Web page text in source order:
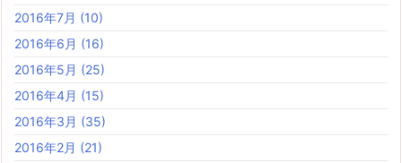
2016年7月 (10)
2016年6月 (16)
2016年5月 (25)
2016年4月 (15)
2016年3月 (35)
2016年2月 (21)